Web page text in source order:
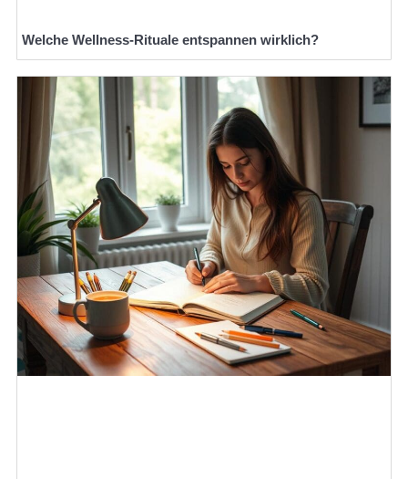
Welche Wellness-Rituale entspannen wirklich?